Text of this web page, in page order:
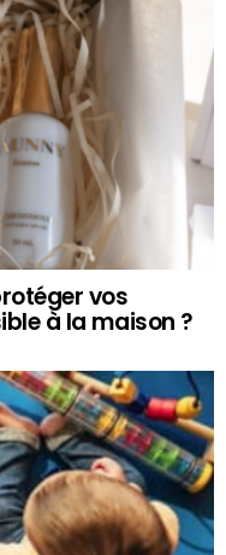
vos
à la maison ?